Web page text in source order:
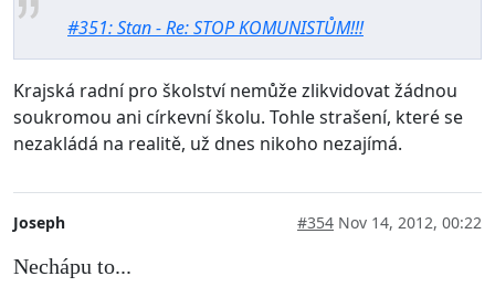
#351: Stan - Re: STOP KOMUNISTŮM!!!
Krajská radní pro školství nemůže zlikvidovat žádnou
soukromou ani církevní školu. Tohle strašení, které se
nezakládá na realitě, už dnes nikoho nezajímá.
Joseph #354 Nov 14, 2012, 00:22
Nechápu to...